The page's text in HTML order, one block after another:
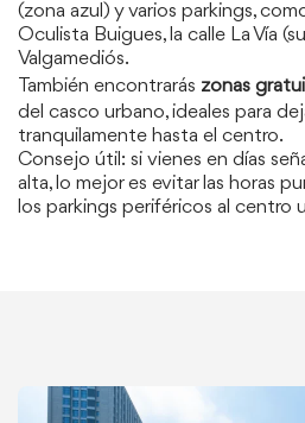
(zona azul) y varios parkings,
Oculista Buigues, la calle La Vía
Valgamediós.
También encontrarás zonas
del casco urbano, ideales para
tranquilamente hasta el centro.
Consejo útil: si vienes en días
alta, lo mejor es evitar las horas
los parkings periféricos al centro